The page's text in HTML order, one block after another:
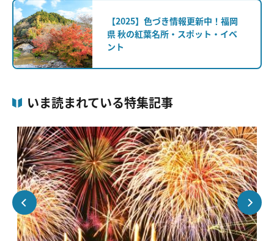
【2025】色づき情報更新中！福岡
県 秋の紅葉名所・スポット・イベ
ント
いま読まれている特集記事